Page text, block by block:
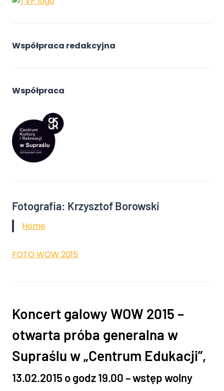
Współpraca redakcyjna
Współpraca
Fotografia: Krzysztof Borowski
Home
FOTO WOW 2015
Koncert galowy WOW 2015 –
otwarta próba generalna w
Supraślu w „Centrum Edukacji”,
13.02.2015 o godz 19.00 – wstęp wolny